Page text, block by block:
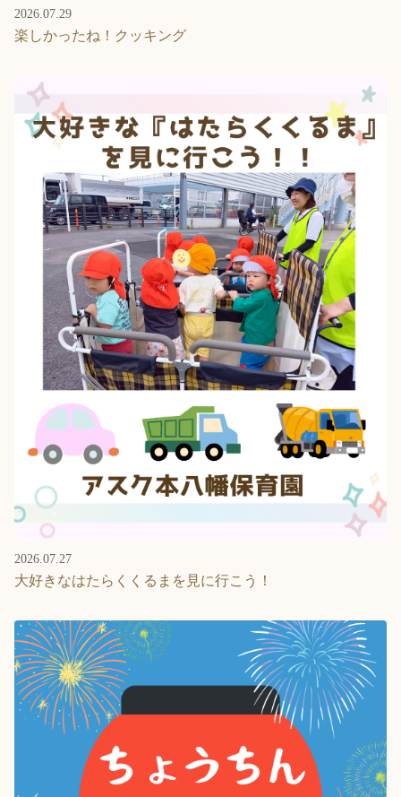
2026.07.29
楽しかったね！クッキング
2026.07.27
大好きなはたらくくるまを見に行こう！